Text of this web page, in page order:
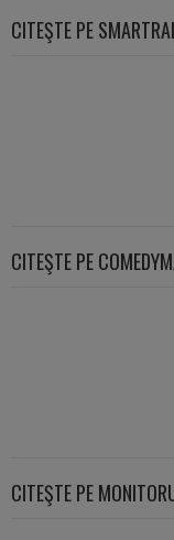
CITEŞTE PE
CITEŞTE PE
CITEŞTE PE